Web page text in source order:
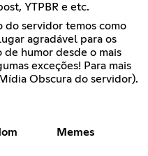
YTPBR e etc.
do servidor temos como
agradável para os
de humor desde o mais
exceções! Para mais
Obscura do servidor).
Memes